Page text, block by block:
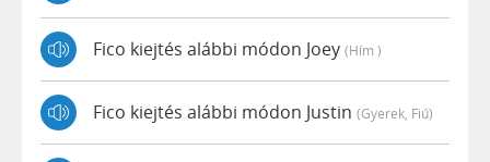
Fico kiejtés alábbi módon Joey (hím )
Fico kiejtés alábbi módon Justin (gyerek, Fiú)